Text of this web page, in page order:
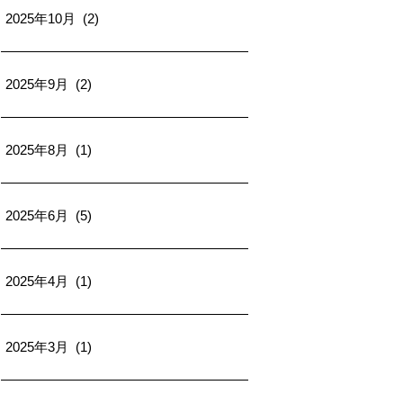
2025年10月 (2)
2025年9月 (2)
2025年8月 (1)
2025年6月 (5)
2025年4月 (1)
2025年3月 (1)